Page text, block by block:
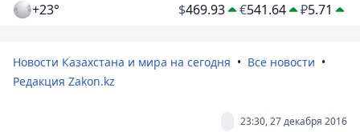
+23° $469.93 €541.64 ₽5.71
Новости Казахстана и мира на сегодня
Все новости
Редакция Zakon.kz
23:30, 27 декабря 2016